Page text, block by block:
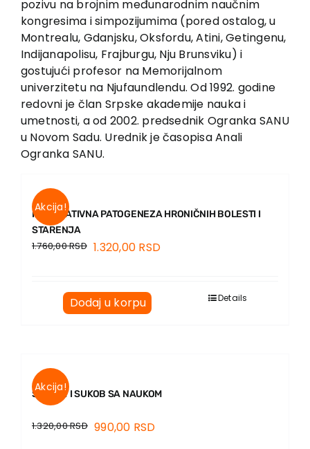
pozivu na brojnim međunarodnim naučnim
kongresima i simpozijumima (pored ostalog, u
Montrealu, Gdanjsku, Oksfordu, Atini, Getingenu,
Indijanapolisu, Frajburgu, Nju Brunsviku) i
gostujući profesor na Memorijalnom
univerzitetu na Njufaundlendu. Od 1992. godine
redovni je član Srpske akademije nauka i
umetnosti, a od 2002. predsednik Ogranka SANU
u Novom Sadu. Urednik je časopisa Anali
Ogranka SANU.
Akcija!
INTEGRATIVNA PATOGENEZA HRONIČNIH BOLESTI I
STARENJA
1.760,00RSD 1.320,00 RSD
Dodaj u korpu Details
Akcija!
SUSRET I SUKOB SA NAUKOM
1.320,00RSD 990,00 RSD